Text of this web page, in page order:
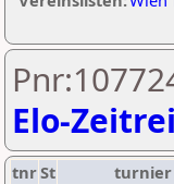
Elo-
tnrSt turnier